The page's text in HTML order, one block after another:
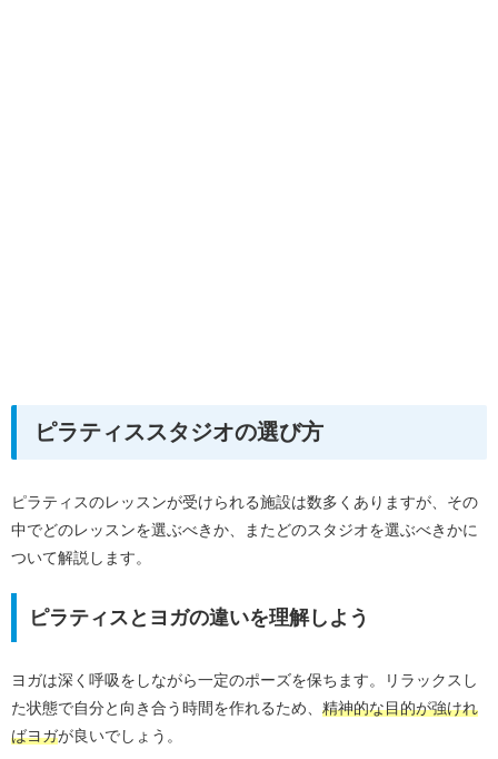
ピラティススタジオの選び方
ピラティスのレッスンが受けられる施設は数多くありますが、その
中でどのレッスンを選ぶべきか、またどのスタジオを選ぶべきかに
ついて解説します。
ピラティスとヨガの違いを理解しよう
ヨガは深く呼吸をしながら一定のポーズを保ちます。リラックスし
た状態で自分と向き合う時間を作れるため、 精神的な目的が強けれ
ばヨガが良いでしょう。